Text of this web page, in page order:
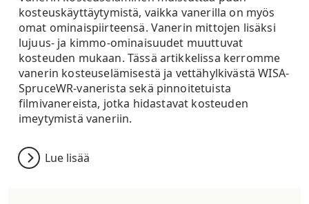
kosteuskäyttäytymistä, vaikka vanerilla on myös
omat ominaispiirteensä. Vanerin mittojen lisäksi
lujuus- ja kimmo-ominaisuudet muuttuvat
kosteuden mukaan. Tässä artikkelissa kerromme
vanerin kosteuselämisestä ja vettähylkivästä WISA-
SpruceWR-vanerista sekä pinnoitetuista
filmivanereista, jotka hidastavat kosteuden
imeytymistä vaneriin.
Lue lisää